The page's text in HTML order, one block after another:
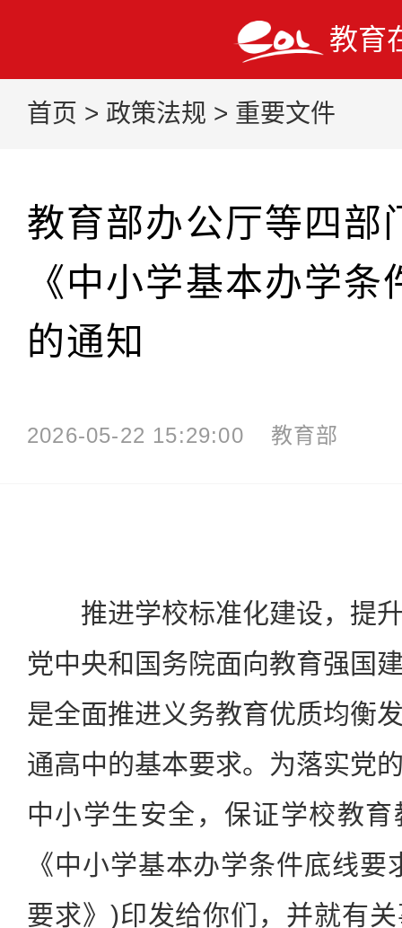
教育
首页 > 政策法规 > 重要文件
教育部办公厅等四部
《中小学基本办学
的通知
2026-05-22 15:29:00 教育部
推进学校标准化建设，提升
党中央和国务院面向教育强国
是全面推进义务教育优质均衡
通高中的基本要求。为落实党
中小学生安全，保证学校教
《中小学基本办学条件底线
要求》)印发给你们，并就有